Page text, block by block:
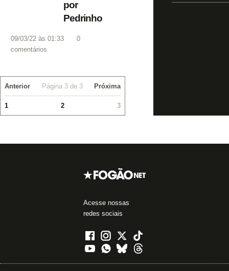
por
Pedrinho
09/03/22 às 01:33
0
comentários
Anterior Página 3 de 3 Próxima
1 2 3
Acesse nossas
redes sociais